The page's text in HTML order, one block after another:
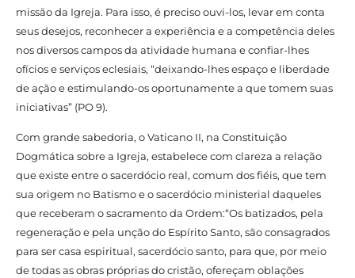
missão da Igreja. Para isso, é preciso ouvi-los, levar em conta
seus desejos, reconhecer a experiência e a competência deles
nos diversos campos da atividade humana e confiar-lhes
ofícios e serviços eclesiais, “deixando-lhes espaço e liberdade
de ação e estimulando-os oportunamente a que tomem suas
iniciativas” (PO 9).
Com grande sabedoria, o Vaticano II, na Constituição
Dogmática sobre a Igreja, estabelece com clareza a relação
que existe entre o sacerdócio real, comum dos fiéis, que tem
sua origem no Batismo e o sacerdócio ministerial daqueles
que receberam o sacramento da Ordem:“Os batizados, pela
regeneração e pela unção do Espírito Santo, são consagrados
para ser casa espiritual, sacerdócio santo, para que, por meio
de todas as obras próprias do cristão, ofereçam oblações